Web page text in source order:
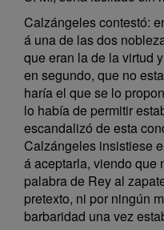
Calzángeles contestó:
á una de las dos
que eran la de la virtud
en segundo, que no
haría el que se lo
lo había de permitir
escandalizó de esta
Calzángeles insistiese
á aceptarla, viendo que
palabra de Rey al
pretexto, ni por ningún
barbaridad una vez